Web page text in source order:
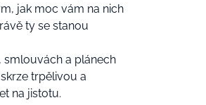
jak moc vám na nich
ty se stanou
smlouvách a plánech
trpělivou a
na jistotu.